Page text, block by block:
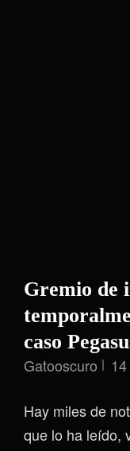
Gremio de
caso
Gatooscuro
Hay miles de
que lo ha leído,